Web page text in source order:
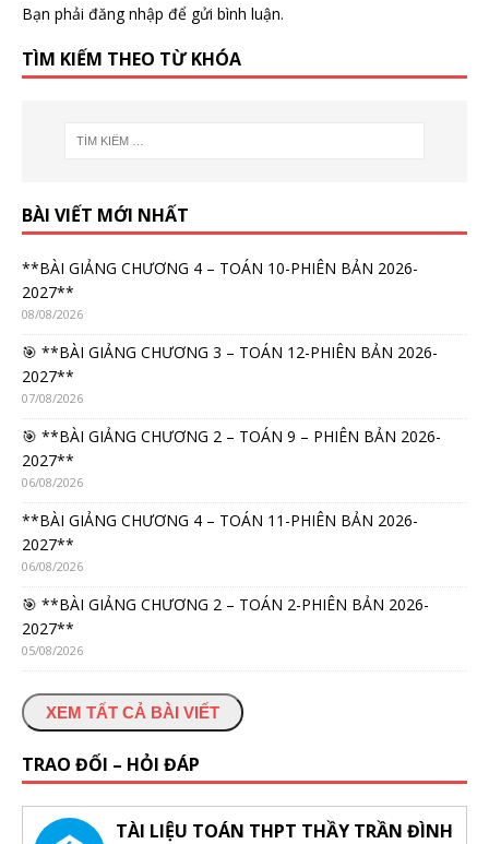
Bạn phải đăng nhập để gửi bình luận.
TÌM KIẾM THEO TỪ KHÓA
BÀI VIẾT MỚI NHẤT
**BÀI GIẢNG CHƯƠNG 4 – TOÁN 10-PHIÊN BẢN 2026-
2027**
08/08/2026
🎯 **BÀI GIẢNG CHƯƠNG 3 – TOÁN 12-PHIÊN BẢN 2026-
2027**
07/08/2026
🎯 **BÀI GIẢNG CHƯƠNG 2 – TOÁN 9 – PHIÊN BẢN 2026-
2027**
06/08/2026
**BÀI GIẢNG CHƯƠNG 4 – TOÁN 11-PHIÊN BẢN 2026-
2027**
06/08/2026
🎯 **BÀI GIẢNG CHƯƠNG 2 – TOÁN 2-PHIÊN BẢN 2026-
2027**
05/08/2026
XEM TẤT CẢ BÀI VIẾT
TRAO ĐỔI – HỎI ĐÁP
TÀI LIỆU TOÁN THPT THẦY TRẦN ĐÌNH